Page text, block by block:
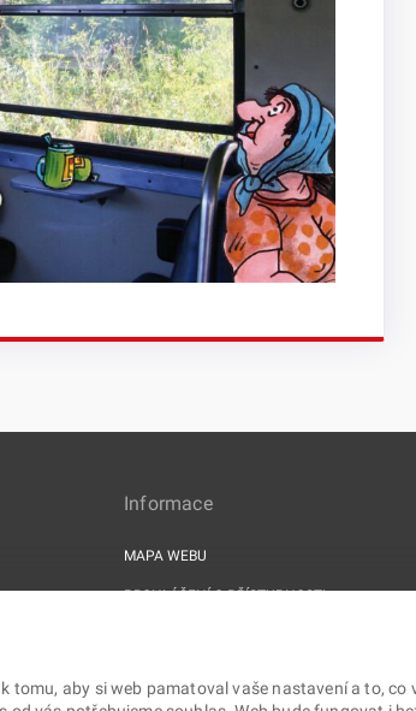
Informace
MAPA WEBU
PROHLÁŠENÍ O PŘÍSTUPNOSTI
tomu, aby si web pamatoval vaše nastavení a to, co